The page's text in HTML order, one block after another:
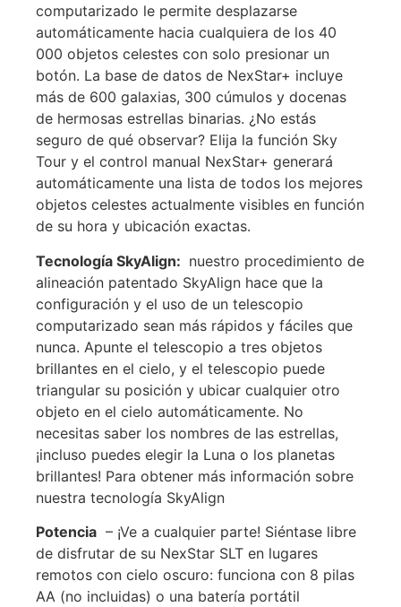
computarizado le permite desplazarse
automáticamente hacia cualquiera de los 40
000 objetos celestes con solo presionar un
botón. La base de datos de NexStar+ incluye
más de 600 galaxias, 300 cúmulos y docenas
de hermosas estrellas binarias. ¿No estás
seguro de qué observar? Elija la función Sky
Tour y el control manual NexStar+ generará
automáticamente una lista de todos los mejores
objetos celestes actualmente visibles en función
de su hora y ubicación exactas.
Tecnología SkyAlign: nuestro procedimiento de
alineación patentado SkyAlign hace que la
configuración y el uso de un telescopio
computarizado sean más rápidos y fáciles que
nunca. Apunte el telescopio a tres objetos
brillantes en el cielo, y el telescopio puede
triangular su posición y ubicar cualquier otro
objeto en el cielo automáticamente. No
necesitas saber los nombres de las estrellas,
¡incluso puedes elegir la Luna o los planetas
brillantes! Para obtener más información sobre
nuestra tecnología SkyAlign
Potencia – ¡Ve a cualquier parte! Siéntase libre
de disfrutar de su NexStar SLT en lugares
remotos con cielo oscuro: funciona con 8 pilas
AA (no incluidas) o una batería portátil